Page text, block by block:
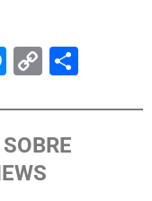
Messenger
Copy